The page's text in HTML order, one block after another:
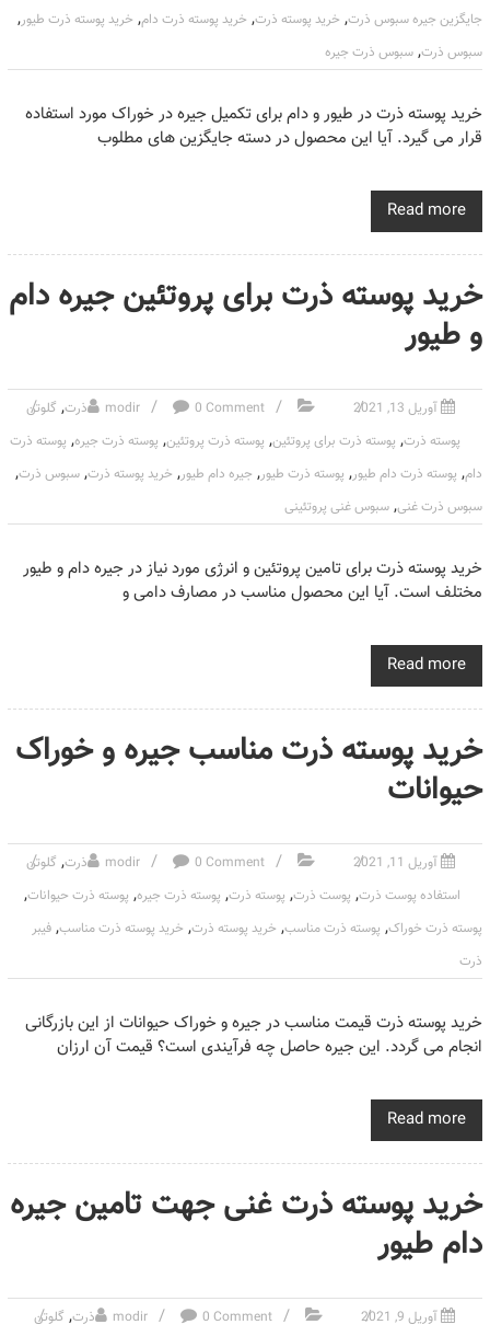
جایگزین جیره سبوس ذرت, خرید پوسته ذرت, خرید پوسته ذرت دام, خرید پوسته ذرت طیور,
سبوس ذرت, سبوس ذرت جیره
خرید پوسته ذرت در طیور و دام برای تکمیل جیره در خوراک مورد استفاده
قرار می گیرد. آیا این محصول در دسته جایگزین های مطلوب
Read more
خرید پوسته ذرت برای پروتئین جیره دام
و طیور
آوریل 13, 2021 modir 0 Comment ذرت, گلوتن
پوسته ذرت, پوسته ذرت برای پروتئین, پوسته ذرت پروتئین, پوسته ذرت جیره, پوسته ذرت
دام, پوسته ذرت دام طیور, پوسته ذرت طیور, جیره دام طیور, خرید پوسته ذرت, سبوس ذرت,
سبوس ذرت غنی, سبوس غنی پروتئینی
خرید پوسته ذرت برای تامین پروتئین و انرژی مورد نیاز در جیره دام و طیور
مختلف است. آیا این محصول مناسب در مصارف دامی و
Read more
خرید پوسته ذرت مناسب جیره و خوراک
حیوانات
آوریل 11, 2021 modir 0 Comment ذرت, گلوتن
استفاده پوست ذرت, پوست ذرت, پوسته ذرت, پوسته ذرت جیره, پوسته ذرت حیوانات,
پوسته ذرت خوراک, پوسته ذرت مناسب, خرید پوسته ذرت, خرید پوسته ذرت مناسب, فیبر
ذرت
خرید پوسته ذرت قیمت مناسب در جیره و خوراک حیوانات از این بازرگانی
انجام می گردد. این جیره حاصل چه فرآیندی است؟ قیمت آن ارزان
Read more
خرید پوسته ذرت غنی جهت تامین جیره
دام طیور
آوریل 9, 2021 modir 0 Comment ذرت, گلوتن